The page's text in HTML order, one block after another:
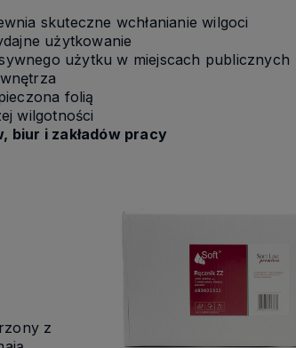
skuteczne wchłanianie wilgoci
użytkowanie
użytku w miejscach publicznych
folią
wilgotności
biur i zakładów pracy
z